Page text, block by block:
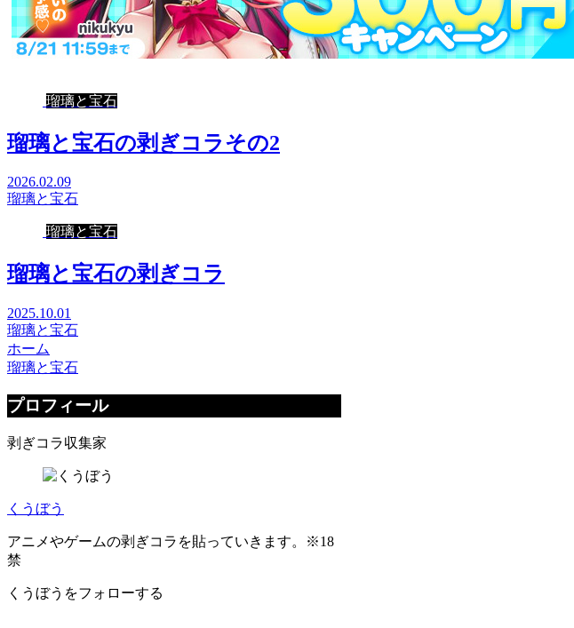
瑠璃と宝石
瑠璃と宝石の剥ぎコラその2
2026.02.09
瑠璃と宝石
瑠璃と宝石
瑠璃と宝石の剥ぎコラ
2025.10.01
瑠璃と宝石
ホーム
瑠璃と宝石
プロフィール
剥ぎコラ収集家
くうぼう
アニメやゲームの剥ぎコラを貼っていきます。※18
禁
くうぼうをフォローする